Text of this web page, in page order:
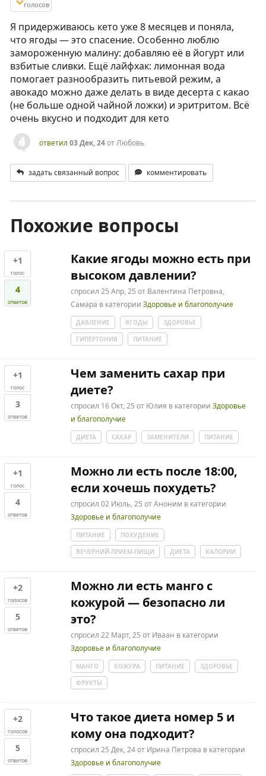
голосов
Я придерживаюсь кето уже 8 месяцев и поняла,
что ягоды — это спасение. Особенно люблю
замороженную малину: добавляю её в йогурт или
взбитые сливки. Ещё лайфхак: лимонная вода
помогает разнообразить питьевой режим, а
авокадо можно даже делать в виде десерта с какао
(не больше одной чайной ложки) и эритритом. Всё
очень вкусно и подходит для кето
ответил 03 Дек, 24отЛюбовь
задать связанный вопрос комментировать
Похожие вопросы
+1
голос
4
ответов
Какие ягоды можно есть при
высоком давлении?
спросил 25 Апр, 25 от Валентина Петровна,
Самара в категории Здоровье и благополучие
ДАВЛЕНИЕ ЯГОДЫ
ЗДОРОВЬЕ
ГИПЕРТОНИЯ
ПИТАНИЕ
+1
голос
3
ответов
Чем заменить сахар при
диете?
спросил 16 Окт, 25 от Юлия в категории Здоровье
и благополучие
ДИЕТА САХАР ЗАМЕНИТЕЛИ ПИТАНИЕ
+1
голос
4
ответов
Можно ли есть после 18:00,
если хочешь похудеть?
спросил 02 Июль, 25 отАноним в категории
Здоровье и благополучие
ПИТАНИЕ
ПОХУДЕНИЕ
ВЕЧЕРНИЙ-ПРИЕМ-ПИЩИ
ДИЕТА КАЛОРИИ
+2
голосов
5
ответов
Можно ли есть манго с
кожурой — безопасно ли
это?
спросил 22 Март, 25 от Иваан в категории
Здоровье и благополучие
МАНГО КОЖУРА ПИТАНИЕ
ЗДОРОВЬЕ
ФРУКТЫ
+2
голосов
5
ответов
Что такое диета номер 5 и
кому она подходит?
спросил 25 Дек, 24 от Ирина Петрова в категории
Здоровье и благополучие